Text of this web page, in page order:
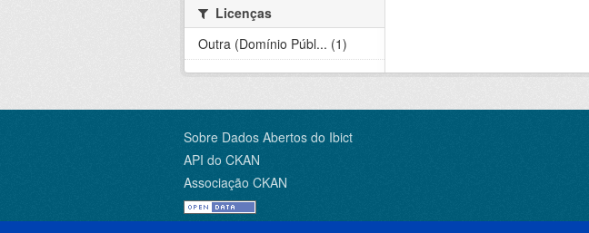
Licenças
Outra (Domínio Públ... (1)
Sobre Dados Abertos do Ibict
API do CKAN
Associação CKAN